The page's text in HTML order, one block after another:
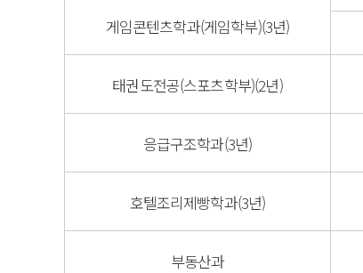
게임콘텐츠학과(게임학부)(3년)
태권도전공(스포츠학부)(2년)
응급구조학과(3년)
호텔조리제빵학과(3년)
부동산과